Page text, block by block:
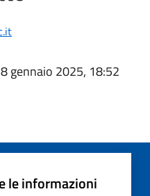
gennaio 2025, 18:52
le informazioni